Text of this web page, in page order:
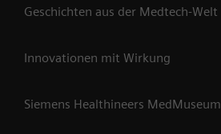
Geschichten aus der Medtech-Welt
Innovationen mit Wirkung
Siemens Healthineers MedMuseum